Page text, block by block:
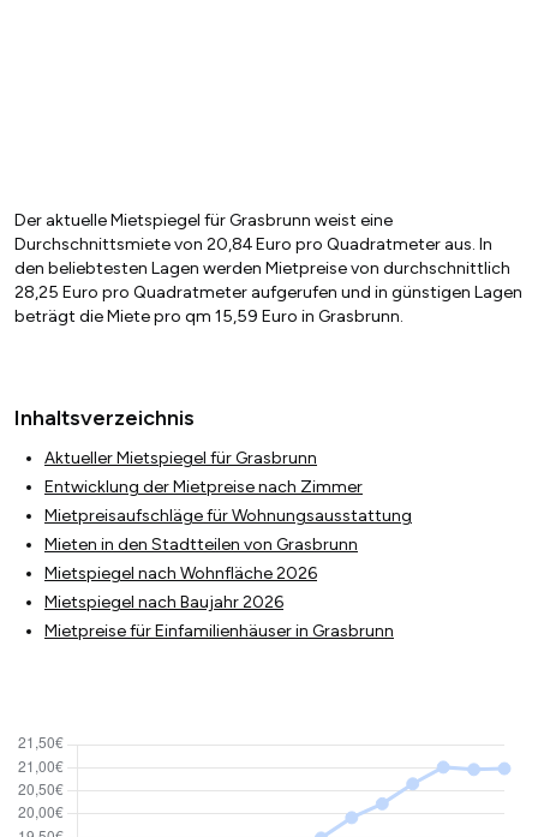
Der aktuelle Mietspiegel für Grasbrunn weist eine
Durchschnittsmiete von 20,84 Euro pro Quadratmeter aus. In
den beliebtesten Lagen werden Mietpreise von durchschnittlich
28,25 Euro pro Quadratmeter aufgerufen und in günstigen Lagen
beträgt die Miete pro qm 15,59 Euro in Grasbrunn.
Inhaltsverzeichnis
Aktueller Mietspiegel für Grasbrunn
Entwicklung der Mietpreise nach Zimmer
Mietpreisaufschläge für Wohnungsausstattung
Mieten in den Stadtteilen von Grasbrunn
Mietspiegel nach Wohnfläche 2026
Mietspiegel nach Baujahr 2026
Mietpreise für Einfamilienhäuser in Grasbrunn